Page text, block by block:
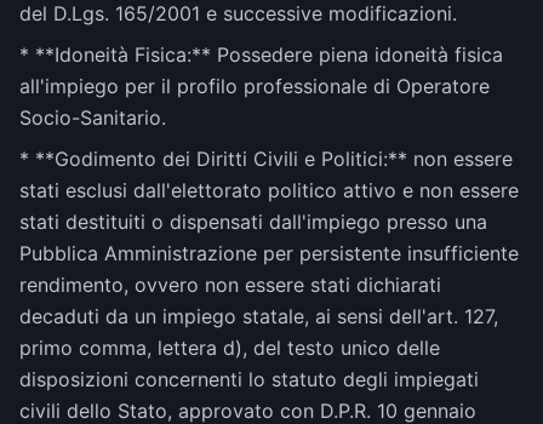
del D.Lgs. 165/2001 e successive modificazioni.
* **Idoneità Fisica:** Possedere piena idoneità fisica
all'impiego per il profilo professionale di Operatore
Socio-Sanitario.
* **Godimento dei Diritti Civili e Politici:** non essere
stati esclusi dall'elettorato politico attivo e non essere
stati destituiti o dispensati dall'impiego presso una
Pubblica Amministrazione per persistente insufficiente
rendimento, ovvero non essere stati dichiarati
decaduti da un impiego statale, ai sensi dell'art. 127,
primo comma, lettera d), del testo unico delle
disposizioni concernenti lo statuto degli impiegati
civili dello Stato, approvato con D.P.R. 10 gennaio